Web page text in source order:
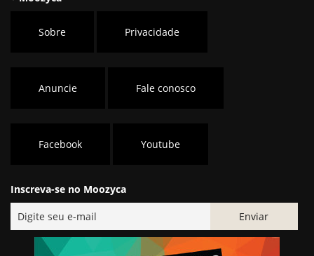
Sobre Privacidade
Anuncie Fale conosco
Facebook Youtube
Inscreva-se no Moozyca